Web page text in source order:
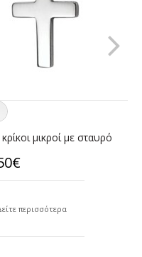
μικροί με σταυρό
περισσότερα